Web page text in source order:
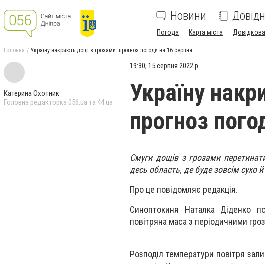
Новини
Погода Карта міста Довідкова
Головна Україну накриють дощі з грозами: прогноз погоди на 16 серпня
Катерина Охотник
Головна редакторка 056.ua та 44.ua
19:30, 15 серпня 2022 р.
Україну
прогноз
Смуги дощів з грозами
десь область, де буде зовсім
Про це повідомляє редакція.
Синоптокиня Наталка Діденко
повітряна маса з періодичними
Розподіл температури повітря